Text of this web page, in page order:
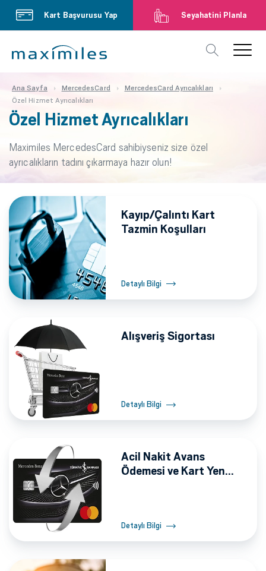
Kart Başvurusu Yap Seyahatini Planla
Ana Sayfa MercedesCard
MercedesCard Ayrıcalıkları
Özel Hizmet Ayrıcalıkları
Özel Hizmet Ayrıcalıkları
Maximiles MercedesCard sahibiyseniz size özel
ayrıcalıkların tadını çıkarmaya hazır olun!
Kayıp/Çalıntı Kart
Tazmin Koşulları
Detaylı Bilgi
Alışveriş Sigortası
Detaylı Bilgi
Acil Nakit Avans
Ödemesi ve Kart Yen...
Detaylı Bilgi